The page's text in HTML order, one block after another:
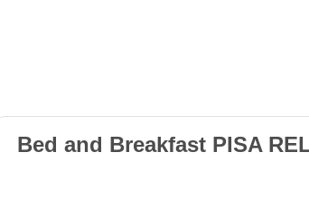
Bed and Breakfast PISA